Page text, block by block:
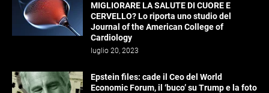
MIGLIORARE LA SALUTE DI CUORE E
CERVELLO? Lo riporta uno studio del
Journal of the American College of
Cardiology
luglio 20, 2023
Epstein files: cade il Ceo del World
Economic Forum, il ‘buco’ su Trump e la foto